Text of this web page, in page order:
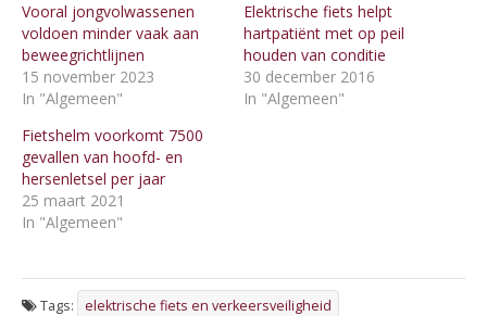
Vooral jongvolwassenen
voldoen minder vaak aan
beweegrichtlijnen
15 november 2023
In "Algemeen"
Elektrische fiets helpt
hartpatiënt met op peil
houden van conditie
30 december 2016
In "Algemeen"
Fietshelm voorkomt 7500
gevallen van hoofd- en
hersenletsel per jaar
25 maart 2021
In "Algemeen"
Tags:
elektrische fiets en verkeersveiligheid